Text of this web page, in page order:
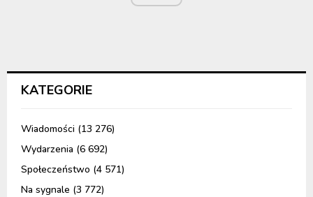
KATEGORIE
Wiadomości (13 276)
Wydarzenia (6 692)
Społeczeństwo (4 571)
Na sygnale (3 772)